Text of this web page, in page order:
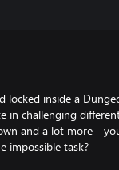
locked inside a
in challenging
and a lot more -
impossible task?